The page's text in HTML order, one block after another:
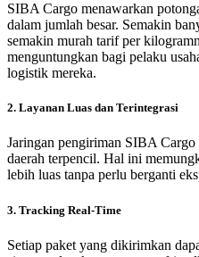
SIBA Cargo menawarkan
dalam jumlah besar. Semakin
semakin murah tarif per
menguntungkan bagi pelaku
logistik mereka.
2. Layanan Luas dan Terintegrasi
Jaringan pengiriman SIBA
daerah terpencil. Hal ini
lebih luas tanpa perlu berganti
3. Tracking Real-Time
Setiap paket yang dikirimkan